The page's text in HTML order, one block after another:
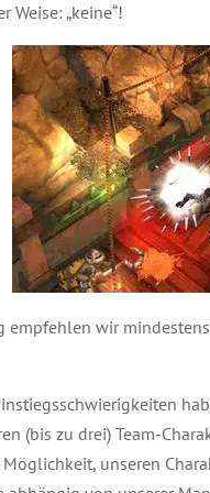
„keine“!
wir
(bis zu drei) Team-
unseren